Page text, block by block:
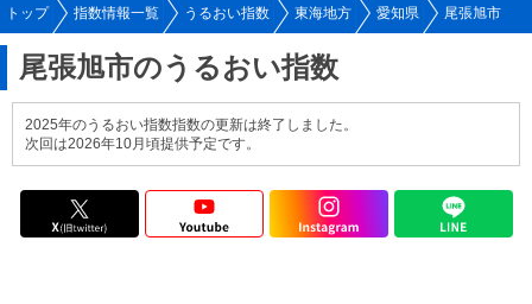
トップ 指数情報一覧 うるおい指数 東海地方 愛知県 尾張旭市
尾張旭市のうるおい指数
2025年のうるおい指数指数の更新は終了しました。
次回は2026年10月頃提供予定です。